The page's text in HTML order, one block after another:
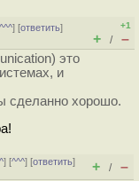
^^^] [ответить]
+1
+ / –
это
и
сделанно хорошо.
] [^^^] [ответить]
+ / –